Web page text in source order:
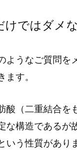
けではダメ
ようなご質問
す。
酸（二重結合
な構造である
う性質があり